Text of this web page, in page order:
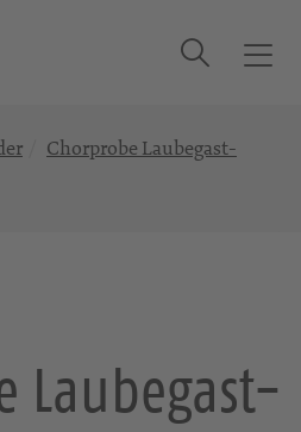
T
a
t
Suche
Chorprobe Laubegast-
Laubegast-